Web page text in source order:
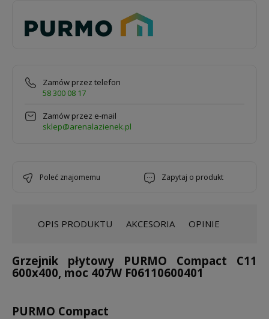
Zamów przez telefon
58 300 08 17
Zamów przez e-mail
sklep@arenalazienek.pl
poleć znajomemu zapytaj o produkt
OPIS PRODUKTU AKCESORIA OPINIE
Grzejnik płytowy PURMO Compact C11
600x400, moc 407W F06110600401
PURMO Compact